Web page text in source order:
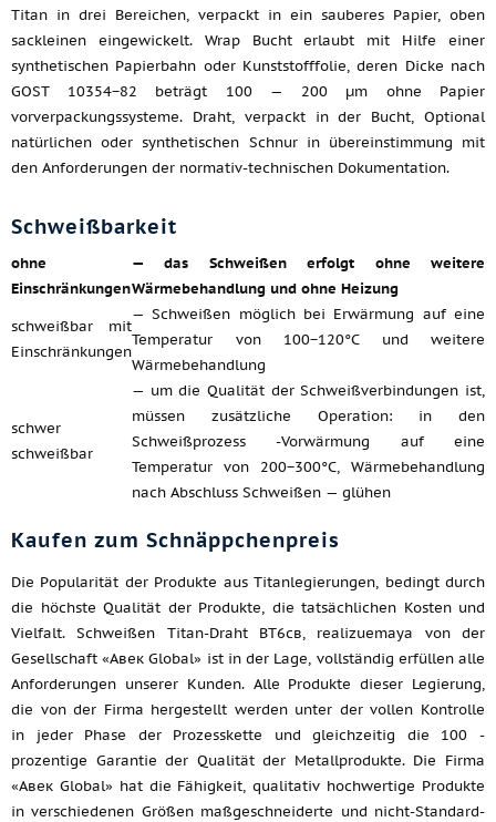
Titan in drei Bereichen, verpackt in ein sauberes Papier, oben
sackleinen eingewickelt. Wrap Bucht erlaubt mit Hilfe einer
synthetischen Papierbahn oder Kunststofffolie, deren Dicke nach
GOST 10354−82 beträgt 100 — 200 µm ohne Papier
vorverpackungssysteme. Draht, verpackt in der Bucht, Optional
natürlichen oder synthetischen Schnur in übereinstimmung mit
den Anforderungen der normativ-technischen Dokumentation.
Schweißbarkeit
ohne
Einschränkungen
— das Schweißen erfolgt ohne weitere
Wärmebehandlung und ohne Heizung
schweißbar mit
Einschränkungen
— Schweißen möglich bei Erwärmung auf eine
Temperatur von 100−120°C und weitere
Wärmebehandlung
schwer
schweißbar
— um die Qualität der Schweißverbindungen ist,
müssen zusätzliche Operation: in den
Schweißprozess -Vorwärmung auf eine
Temperatur von 200−300°C, Wärmebehandlung
nach Abschluss Schweißen — glühen
Kaufen zum Schnäppchenpreis
Die Popularität der Produkte aus Titanlegierungen, bedingt durch
die höchste Qualität der Produkte, die tatsächlichen Kosten und
Vielfalt. Schweißen Titan-Draht ВТ6св, realizuemaya von der
Gesellschaft «Авек Global» ist in der Lage, vollständig erfüllen alle
Anforderungen unserer Kunden. Alle Produkte dieser Legierung,
die von der Firma hergestellt werden unter der vollen Kontrolle
in jeder Phase der Prozesskette und gleichzeitig die 100 -
prozentige Garantie der Qualität der Metallprodukte. Die Firma
«Авек Global» hat die Fähigkeit, qualitativ hochwertige Produkte
in verschiedenen Größen maßgeschneiderte und nicht-Standard-